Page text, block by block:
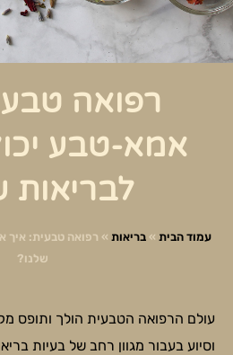
רפואה
אמא-טבע
לבריאות
עמוד הבית »בריאות » רפואה טבעית: איך
שלנו?
עולם הרפואה הטבעית הולך ותופס
וסיוע בעבור מגוון רחב של בעיות